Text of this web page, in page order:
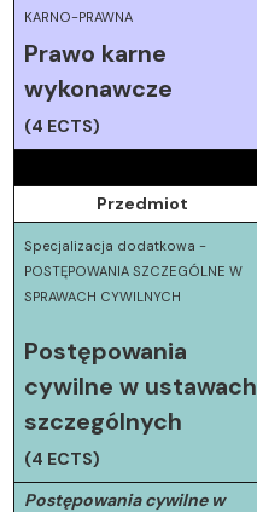
KARNO-PRAWNA
Prawo karne
wykonawcze
(4 ECTS)
Przedmiot
Specjalizacja dodatkowa -
POSTĘPOWANIA SZCZEGÓLNE W
SPRAWACH CYWILNYCH
Postępowania
cywilne w ustawach
szczególnych
(4 ECTS)
Postępowania cywilne w